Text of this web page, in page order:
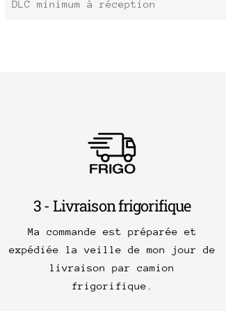
DLC minimum à réception
3 - Livraison frigorifique
Ma commande est préparée et
expédiée la veille de mon jour de
livraison par camion
frigorifique.